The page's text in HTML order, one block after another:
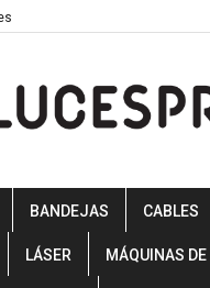
BANDEJAS CABLES
LÁSER MÁQUINAS